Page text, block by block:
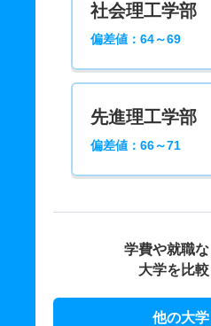
社会理工学部
偏差値：64～69
先進理工学部
偏差値：66～71
学費や就職な
大学を比
他の大